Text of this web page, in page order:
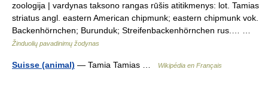
zoologija | vardynas taksono rangas rūšis atitikmenys: lot. Tamias
striatus angl. eastern American chipmunk; eastern chipmunk vok.
Backenhörnchen; Burunduk; Streifenbackenhörnchen rus.… …
Žinduolių pavadinimų žodynas
Suisse (animal) — Tamia Tamias … Wikipédia en Français